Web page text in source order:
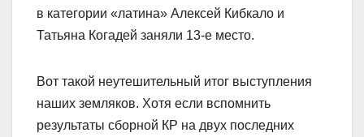
в категории «латина» Алексей Кибкало и
Татьяна Когадей заняли 13-е место.
Вот такой неутешительный итог выступления
наших земляков. Хотя если вспомнить
результаты сборной КР на двух последних